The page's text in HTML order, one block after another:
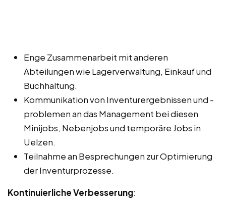
Enge Zusammenarbeit mit anderen
Abteilungen wie Lagerverwaltung, Einkauf und
Buchhaltung.
Kommunikation von Inventurergebnissen und -
problemen an das Management bei diesen
Minijobs, Nebenjobs und temporäre Jobs in
Uelzen.
Teilnahme an Besprechungen zur Optimierung
der Inventurprozesse.
Kontinuierliche Verbesserung: